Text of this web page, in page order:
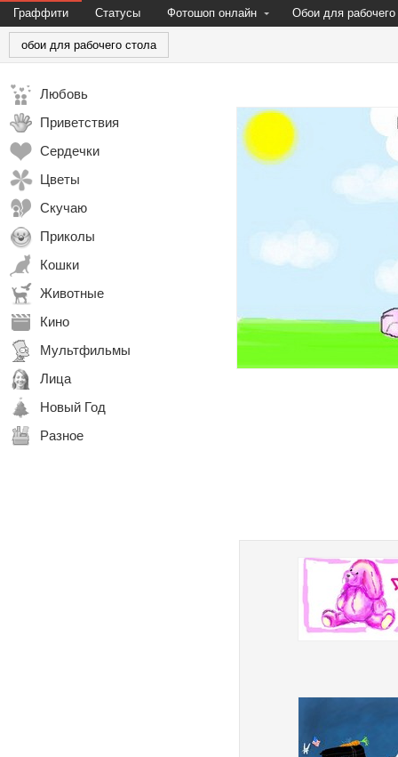
Граффити Статусы Фотошоп онлайн Обои для рабочего
обои для рабочего стола
Любовь
Приветствия
Сердечки
Цветы
Скучаю
Приколы
Кошки
Животные
Кино
Мультфильмы
Лица
Новый Год
Разное